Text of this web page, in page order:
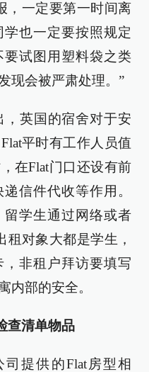
，一定要第一时间离
也一定要按照规定
试图用塑料袋之类
现会被严肃处理。”
，英国的宿舍对于安
平时有工作人员值
在Flat门口还设有前
信件代收等作用。
留学生通过网络或者
租对象大都是学生，
非租户拜访要填写
内部的安全。
查清单物品
提供的Flat房型相